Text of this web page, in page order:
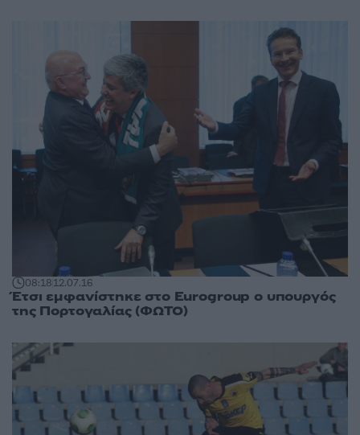
08:1812.07.16
Έτσι εμφανίστηκε στο Eurogroup ο υπουργός
της Πορτογαλίας (ΦΩΤΟ)